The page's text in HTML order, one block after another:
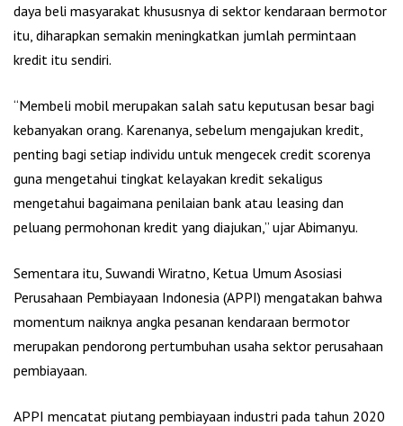
daya beli masyarakat khususnya di sektor kendaraan bermotor
itu, diharapkan semakin meningkatkan jumlah permintaan
kredit itu sendiri.
“Membeli mobil merupakan salah satu keputusan besar bagi
kebanyakan orang. Karenanya, sebelum mengajukan kredit,
penting bagi setiap individu untuk mengecek credit scorenya
guna mengetahui tingkat kelayakan kredit sekaligus
mengetahui bagaimana penilaian bank atau leasing dan
peluang permohonan kredit yang diajukan,” ujar Abimanyu.
Sementara itu, Suwandi Wiratno, Ketua Umum Asosiasi
Perusahaan Pembiayaan Indonesia (APPI) mengatakan bahwa
momentum naiknya angka pesanan kendaraan bermotor
merupakan pendorong pertumbuhan usaha sektor perusahaan
pembiayaan.
APPI mencatat piutang pembiayaan industri pada tahun 2020